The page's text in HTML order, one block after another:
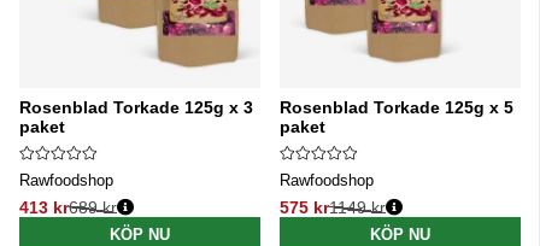
Rosenblad Torkade 125g x 3
paket
Rawfoodshop
413 kr
Ordinarie pris:
689 kr
KÖP NU
Rosenblad Torkade 125g x 5
paket
Rawfoodshop
575 kr
Ordinarie pris:
1149 kr
KÖP NU